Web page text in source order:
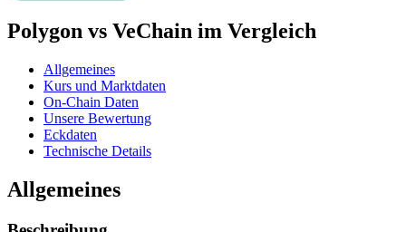
Polygon vs VeChain im Vergleich
Allgemeines
Kurs und Marktdaten
On-Chain Daten
Unsere Bewertung
Eckdaten
Technische Details
Allgemeines